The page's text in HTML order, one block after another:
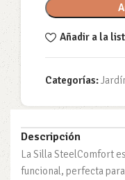
Añadir a la
Categorías:
Descripción
La Silla SteelComfort
funcional, perfecta